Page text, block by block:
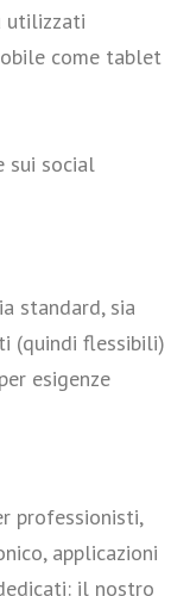
utilizzati
come tablet
sui social
standard, sia
(quindi flessibili)
esigenze
professionisti,
applicazioni
il nostro